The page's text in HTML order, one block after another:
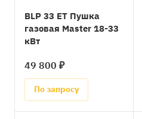
BLP 33 ET Пушка
газовая Master 18-33
кВт
49 800 ₽
По запросу